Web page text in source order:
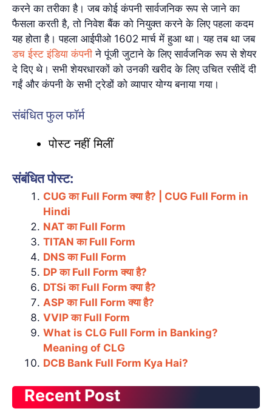
करने का तरीका है। जब कोई कंपनी सार्वजनिक रूप से जाने का
फैसला करती है, तो निवेश बैंक को नियुक्त करने के लिए पहला कदम
यह होता है। पहला आईपीओ 1602 मार्च में हुआ था। यह तब था जब
डच ईस्ट इंडिया कंपनी ने पूंजी जुटाने के लिए सार्वजनिक रूप से शेयर
दे दिए थे। सभी शेयरधारकों को उनकी खरीद के लिए उचित रसीदें दी
गईं और कंपनी के सभी ट्रेडों को व्यापार योग्य बनाया गया।
संबंधित फुल फॉर्म
पोस्ट नहीं मिलीं
संबंधित पोस्ट:
CUG का Full Form क्या है? | CUG Full Form in
Hindi
NAT का Full Form
TITAN का Full Form
DNS का Full Form
DP का Full Form क्या है?
DTSi का Full Form क्या है?
ASP का Full Form क्या है?
VVIP का Full Form
What is CLG Full Form in Banking?
Meaning of CLG
DCB Bank Full Form Kya Hai?
Recent Post